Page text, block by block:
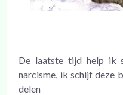
De laatste tijd help ik
narcisme, ik schijf deze
delen